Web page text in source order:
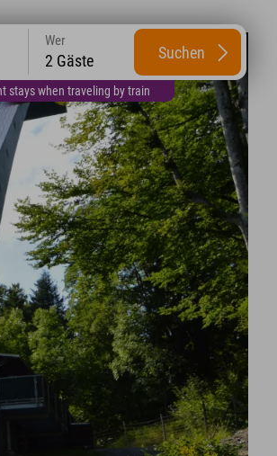
stays when traveling by train
Wer
2 Gäste Suchen